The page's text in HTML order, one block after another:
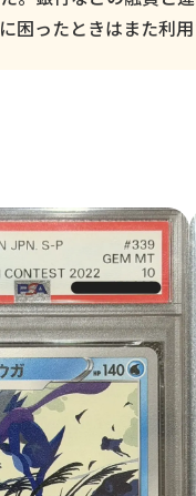
ったときはまた利用